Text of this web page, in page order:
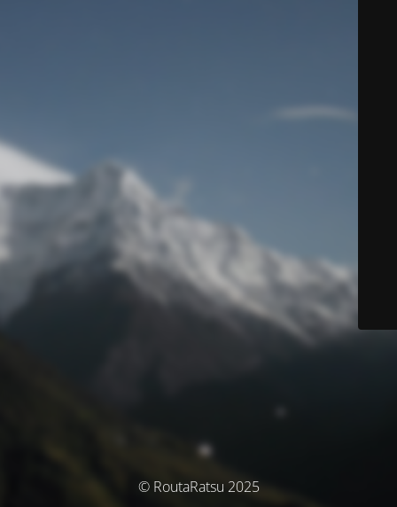
© RoutaRatsu 2025